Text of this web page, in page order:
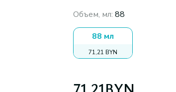
Объем, мл: 88
88 мл
71,21 BYN